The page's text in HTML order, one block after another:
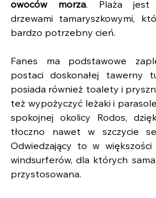
owoców morza. Plaża jest
drzewami tamaryszkowymi,
bardzo potrzebny cień.
Fanes ma podstawowe
postaci doskonałej tawerny
posiada również toalety i
też wypożyczyć leżaki i
spokojnej okolicy Rodos,
tłoczno nawet w szczycie
Odwiedzający to w
windsurferów, dla których
przystosowana.